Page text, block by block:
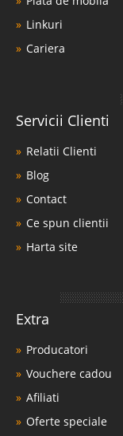
Linkuri
Cariera
Servicii Clienti
Relatii Clienti
Blog
Contact
Ce spun clientii
Harta site
Extra
Producatori
Vouchere cadou
Afiliati
Oferte speciale